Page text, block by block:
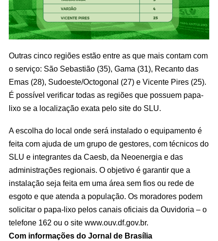
Outras cinco regiões estão entre as que mais contam com
o serviço: São Sebastião (35), Gama (31), Recanto das
Emas (28), Sudoeste/Octogonal (27) e Vicente Pires (25).
É possível verificar todas as regiões que possuem papa-
lixo se a localização exata pelo site do SLU.
A escolha do local onde será instalado o equipamento é
feita com ajuda de um grupo de gestores, com técnicos do
SLU e integrantes da Caesb, da Neoenergia e das
administrações regionais. O objetivo é garantir que a
instalação seja feita em uma área sem fios ou rede de
esgoto e que atenda a população. Os moradores podem
solicitar o papa-lixo pelos canais oficiais da Ouvidoria – o
telefone 162 ou o site www.ouv.df.gov.br.
Com informações do Jornal de Brasília